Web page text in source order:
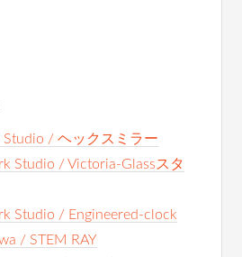
Studio / ヘックスミラー
Studio / Victoria-Glassスタ
Studio / Engineered-clock
/ STEM RAY